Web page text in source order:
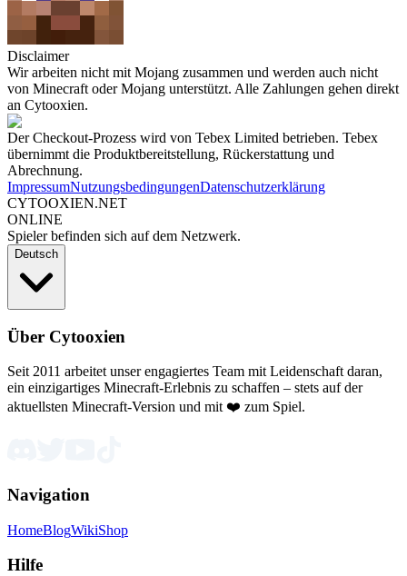
Disclaimer
Wir arbeiten nicht mit Mojang zusammen und werden auch nicht
von Minecraft oder Mojang unterstützt. Alle Zahlungen gehen direkt
an Cytooxien.
Der Checkout-Prozess wird von Tebex Limited betrieben. Tebex
übernimmt die Produktbereitstellung, Rückerstattung und
Abrechnung.
ImpressumNutzungsbedingungenDatenschutzerklärung
CYTOOXIEN.NET
ONLINE
Spieler befinden sich auf dem Netzwerk.
Deutsch
Über Cytooxien
Seit 2011 arbeitet unser engagiertes Team mit Leidenschaft daran,
ein einzigartiges Minecraft-Erlebnis zu schaffen – stets auf der
aktuellsten Minecraft-Version und mit ❤️ zum Spiel.
Navigation
HomeBlogWikiShop
Hilfe